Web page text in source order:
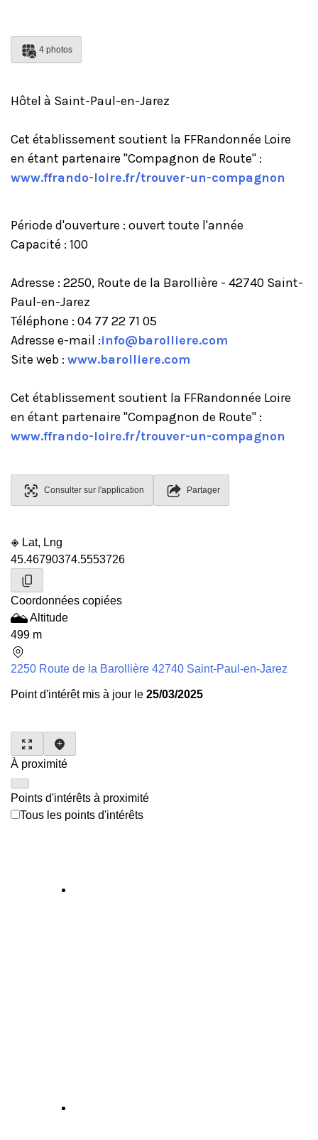
4 photos
Hôtel à Saint-Paul-en-Jarez
Cet établissement soutient la FFRandonnée Loire
en étant partenaire "Compagnon de Route" :
www.ffrando-loire.fr/trouver-un-compagnon
Période d'ouverture : ouvert toute l'année
Capacité : 100
Adresse : 2250, Route de la Barollière - 42740 Saint-
Paul-en-Jarez
Téléphone : 04 77 22 71 05
Adresse e-mail :info@barolliere.com
Site web : www.barolliere.com
Cet établissement soutient la FFRandonnée Loire
en étant partenaire "Compagnon de Route" :
www.ffrando-loire.fr/trouver-un-compagnon
Consulter sur l'application Partager
Lat, Lng
45.46790374.5553726
Coordonnées copiées
Altitude
499 m
2250 Route de la Barollière 42740 Saint-Paul-en-Jarez
Point d'intérêt mis à jour le 25/03/2025
À proximité
Points d'intérêts à proximité
Tous les points d'intérêts